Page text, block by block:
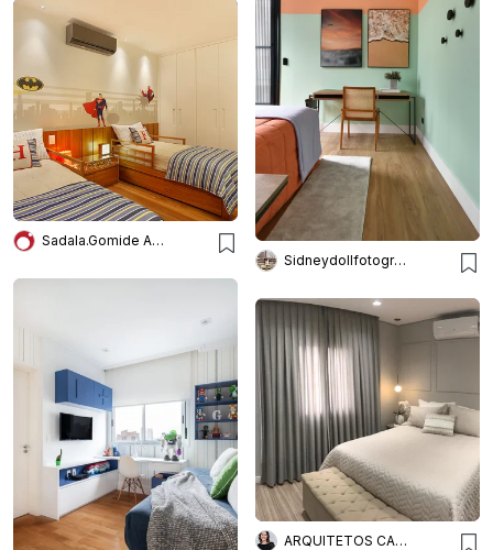
Sidneydollfotografo
Sadala.Gomide Arquitetura
ARQUITETOS CAROL ALGODOAL